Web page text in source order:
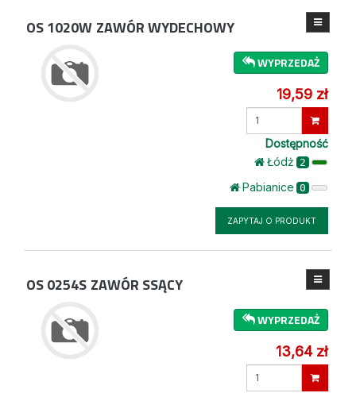
OS 1020W ZAWÓR WYDECHOWY
WYPRZEDAŻ
19,59 zł
Wprowadź
Dostępność
Łódż 2
Pabianice 0
ZAPYTAJ O PRODUKT
OS 0254S ZAWÓR SSĄCY
WYPRZEDAŻ
13,64 zł
Wprowadź